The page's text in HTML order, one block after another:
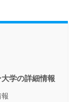
学の詳細情報